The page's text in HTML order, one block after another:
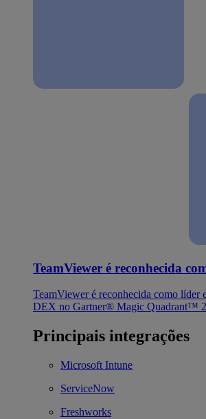
TeamViewer é reconhecida
TeamViewer é reconhecida como líder
DEX no Gartner® Magic Quadrant™
Principais integrações
Microsoft Intune
ServiceNow
Freshworks